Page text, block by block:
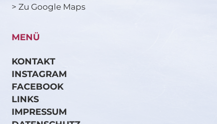
> Zu Google Maps
MENÜ
KONTAKT
INSTAGRAM
FACEBOOK
LINKS
IMPRESSUM